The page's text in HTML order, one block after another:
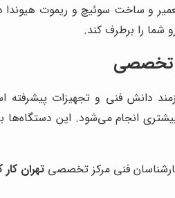
و ساخت سوئیچ و ریموت هیوندا
را برطرف کند.
تخصصی
دانش فنی و تجهیزات پیشرفته
فنی مرکز تخصصیتهران